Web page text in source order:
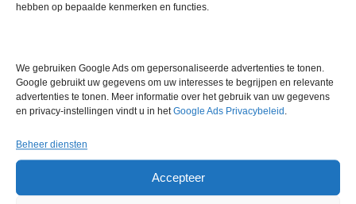
hebben op bepaalde kenmerken en functies.
We gebruiken Google Ads om gepersonaliseerde advertenties te tonen.
Google gebruikt uw gegevens om uw interesses te begrijpen en relevante
advertenties te tonen. Meer informatie over het gebruik van uw gegevens
en privacy-instellingen vindt u in hetGoogle Ads Privacybeleid .
Beheer diensten
Accepteer
LabMakelaar Benelux B.V.
Knibbelweg 18C
Nederland
Voor algemene zaken:info@labmakelaar.com